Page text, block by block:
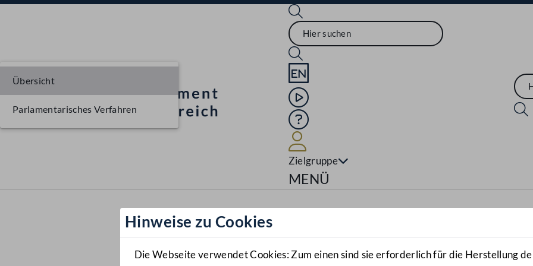
Sprache English
Mediathek
Hilfe
Zielgruppe
Navigationsmenü öffnen
MENÜ
Hinweise zu Cookies
Die Webseite verwendet Cookies: Zum einen sind sie erforderlich für die Herstellung
Übersicht
Parlamentarisches Verfahren